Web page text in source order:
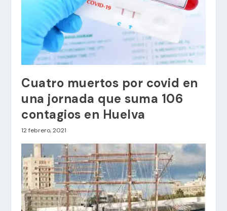
Cuatro muertos por covid en
una jornada que suma 106
contagios en Huelva
12 febrero, 2021